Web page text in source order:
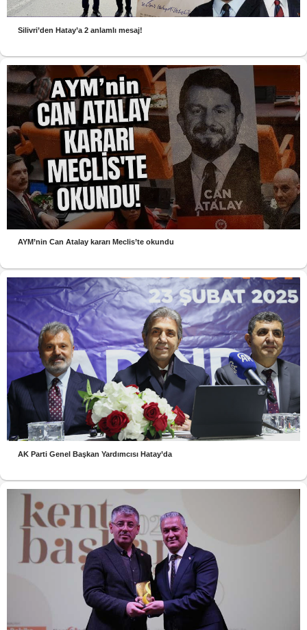
Silivri’den Hatay’a 2 anlamlı mesaj!
AYM’nin Can Atalay kararı Meclis’te okundu
AK Parti Genel Başkan Yardımcısı Hatay’da